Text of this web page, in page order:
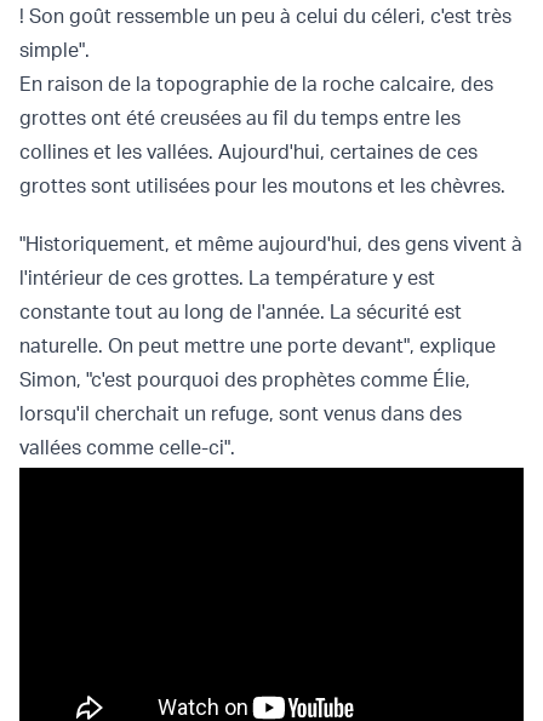
! Son goût ressemble un peu à celui du céleri, c'est très
simple".
En raison de la topographie de la roche calcaire, des
grottes ont été creusées au fil du temps entre les
collines et les vallées. Aujourd'hui, certaines de ces
grottes sont utilisées pour les moutons et les chèvres.
"Historiquement, et même aujourd'hui, des gens vivent à
l'intérieur de ces grottes. La température y est
constante tout au long de l'année. La sécurité est
naturelle. On peut mettre une porte devant", explique
Simon, "c'est pourquoi des prophètes comme Élie,
lorsqu'il cherchait un refuge, sont venus dans des
vallées comme celle-ci".